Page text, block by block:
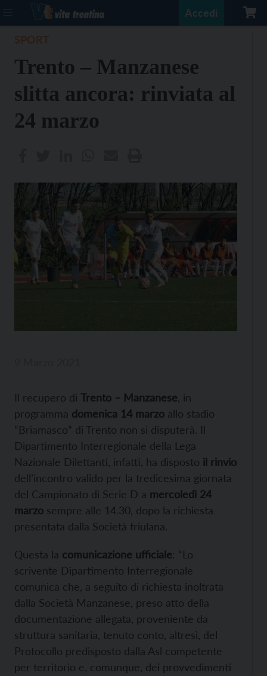
Accedi
Trento – Manzanese
slitta ancora: rinviata al
24 marzo
Il recupero di Trento – Manzanese , in
programma domenica 14 marzo allo stadio
“Briamasco” di Trento non si disputerà. Il
Dipartimento Interregionale della Lega
Nazionale Dilettanti, infatti, ha disposto il rinvio
dell’incontro valido per la tredicesima giornata
del Campionato di Serie D a mercoledì 24
marzo sempre alle 14.30, dopo la richiesta
presentata dalla Società friulana.
Questa la comunicazione ufficiale: “Lo
scrivente Dipartimento Interregionale
comunica che, a seguito di richiesta inoltrata
dalla Società Manzanese, preso atto della
documentazione allegata, proveniente da
struttura sanitaria, tenuto conto, altresì, del
Protocollo predisposto dalla Asl competente
per territorio e, comunque, dei provvedimenti